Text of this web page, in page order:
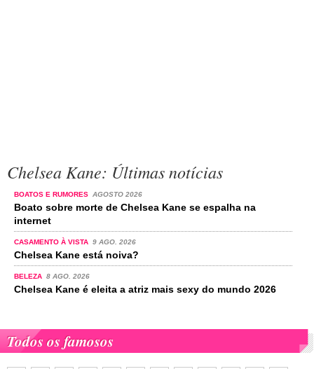
Chelsea Kane: Últimas notícias
BOATOS E RUMORES AGOSTO 2026
Boato sobre morte de Chelsea Kane se espalha na
internet
CASAMENTO À VISTA 9 AGO. 2026
Chelsea Kane está noiva?
BELEZA 8 AGO. 2026
Chelsea Kane é eleita a atriz mais sexy do mundo 2026
Todos os famosos